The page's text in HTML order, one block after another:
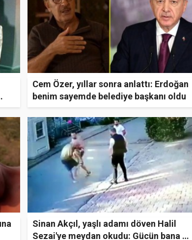
Cem Özer, yıllar sonra anlattı: Erdoğan
benim sayemde belediye başkanı oldu
Sinan Akçıl, yaşlı adamı döven Halil
Sezai'ye meydan okudu: Gücün bana da